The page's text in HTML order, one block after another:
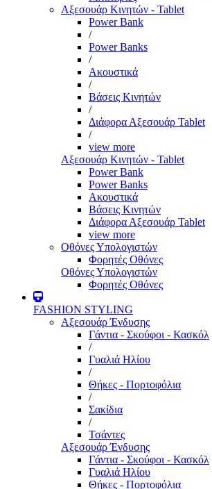
Αξεσουάρ Κινητών - Tablet
Power Bank
/
Power Banks
/
Ακουστικά
/
Βάσεις Κινητών
/
Διάφορα Αξεσουάρ Tablet
/
view more
Αξεσουάρ Κινητών - Tablet
Power Bank
Power Banks
Ακουστικά
Βάσεις Κινητών
Διάφορα Αξεσουάρ Tablet
view more
Οθόνες Υπολογιστών
Φορητές Οθόνες
Οθόνες Υπολογιστών
Φορητές Οθόνες
FASHION STYLING
Αξεσουάρ Ένδυσης
Γάντια - Σκούφοι - Κασκόλ
/
Γυαλιά Ηλίου
/
Θήκες - Πορτοφόλια
/
Σακίδια
/
Τσάντες
Αξεσουάρ Ένδυσης
Γάντια - Σκούφοι - Κασκόλ
Γυαλιά Ηλίου
Θήκες - Πορτοφόλια